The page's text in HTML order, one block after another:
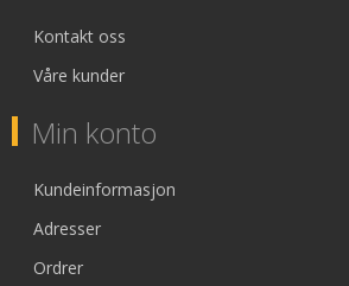
Kontakt oss
Våre kunder
Min konto
Kundeinformasjon
Adresser
Ordrer